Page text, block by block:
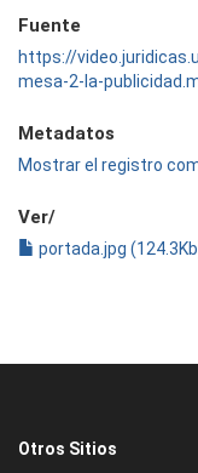
Fuente
https://
mesa-2-la-
Metadatos
Mostrar el registro
Ver/
portada.jpg
Otros Sitios